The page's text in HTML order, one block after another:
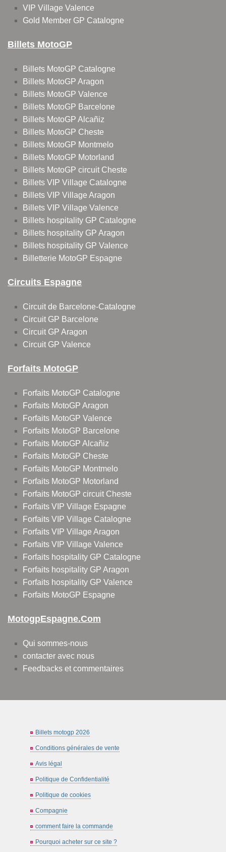
VIP Village Valence
Gold Member GP Catalogne
Billets MotoGP
Billets MotoGP Catalogne
Billets MotoGP Aragon
Billets MotoGP Valence
Billets MotoGP Barcelone
Billets MotoGP Alcañiz
Billets MotoGP Cheste
Billets MotoGP Montmelo
Billets MotoGP Motorland
Billets MotoGP circuit Cheste
Billets VIP Village Catalogne
Billets VIP Village Aragon
Billets VIP Village Valence
Billets hospitality GP Catalogne
Billets hospitality GP Aragon
Billets hospitality GP Valence
Billetterie MotoGP Espagne
Circuits Espagne
Circuit de Barcelone-Catalogne
Circuit GP Barcelone
Circuit GP Aragon
Circuit GP Valence
Forfaits MotoGP
Forfaits MotoGP Catalogne
Forfaits MotoGP Aragon
Forfaits MotoGP Valence
Forfaits MotoGP Barcelone
Forfaits MotoGP Alcañiz
Forfaits MotoGP Cheste
Forfaits MotoGP Montmelo
Forfaits MotoGP Motorland
Forfaits MotoGP circuit Cheste
Forfaits VIP Village Espagne
Forfaits VIP Village Catalogne
Forfaits VIP Village Aragon
Forfaits VIP Village Valence
Forfaits hospitality GP Catalogne
Forfaits hospitality GP Aragon
Forfaits hospitality GP Valence
Forfaits MotoGP Espagne
MotogpEspagne.com
Qui sommes-nous
contacter avec nous
Feedbacks et commentaires
Billets motogp 2026
Conditions générales de vente
Avis légal
Politique de Confidentialité
Politique de cookies
Compagnie
comment faire la commande
Pourquoi acheter sur ce site ?